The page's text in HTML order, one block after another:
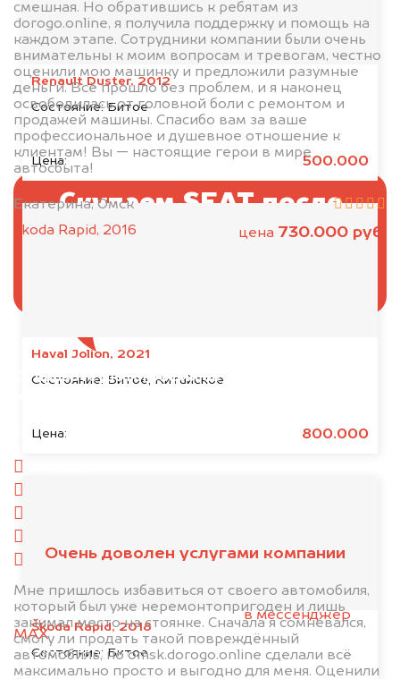
Renault Duster, 2012
Состояние:Битое
Цена: 500.000
Haval Jolion, 2021
Состояние: Битое, Китайское
Цена: 800.000
Škoda Rapid, 2018
Состояние: Битое
смешная. Но обратившись к ребятам из
dorogo.online, я получила поддержку и помощь на
каждом этапе. Сотрудники компании были очень
внимательны к моим вопросам и тревогам, честно
оценили мою машинку и предложили разумные
деньги. Всё прошло без проблем, и я наконец
освободилась от головной боли с ремонтом и
продажей машины. Спасибо вам за ваше
профессиональное и душевное отношение к
клиентам! Вы — настоящие герои в мире
автосбыта!
Екатерина, Омск
Škoda Rapid, 2016
цена 730.000 руб.
Очень доволен услугами компании
Мне пришлось избавиться от своего автомобиля,
который был уже неремонтопригоден и лишь
занимал место на стоянке. Сначала я сомневался,
смогу ли продать такой повреждённый
автомобиль, но omsk.dorogo.online сделали всё
максимально просто и выгодно для меня. Оценили
Скупаем SEAT после
ДТП дороже, чем на
Отправьте фотографии автомобиля — через
1. Сфотографируйте машину:
салон
2. Отправьте фотографии на номер
+79584983298 по WhatsApp*,в мессенджер
MAXили на электронную почту
info@dorogo.online